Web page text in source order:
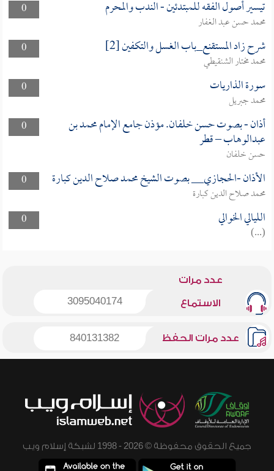
0
تيسير أصول الفقه للمبتدئين - الندب والمحرم
محمد حسن عبد الغفار
0
شرح زاد المستقنع_باب الغسل والتكفين [2]
محمد مختار الشنقيطي
0
سورة الذاريات
محمد جبريل
0
أذان - بصوت حسن خلفان. مؤذن جامع الإمام محمد بن
عبدالوهاب – قطر
حسن خلفان
0
الأذان -الحجازي__ بصوت الشيخ محمد صلاح الدين كبارة
محمد صلاح الدين كبارة
0
الليالي الخوالي
(...)
عدد مرات
الاستماع 3095040174
عدد مرات الحفظ 840131382
جميع الحقوق محفوظة © 2026 - 1998 لشبكة إسلام ويب